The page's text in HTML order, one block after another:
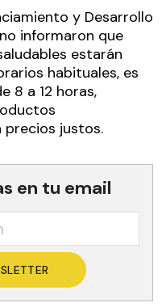
y Desarrollo
informaron que
estarán
habituales, es
8 a 12 horas,
justos.
en tu email